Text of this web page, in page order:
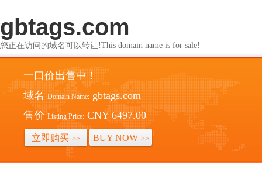
gbtags.com
您正在访问的域名可以转让!This domain name is for sale!
一口价出售中！
域名 Domain Name: gbtags.com
售价 Listing Price: CNY 6497.00
立即购买 >> BUY NOW >>